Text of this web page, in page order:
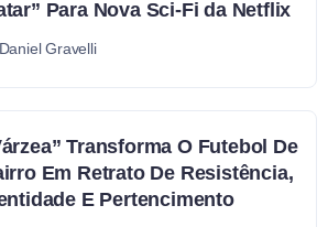
Para Nova Sci-Fi da Netflix
Daniel Gravelli
Transforma O Futebol De
Em Retrato De Resistência,
E Pertencimento